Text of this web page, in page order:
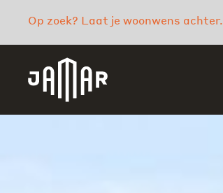
Op zoek? Laat je woonwens achter.